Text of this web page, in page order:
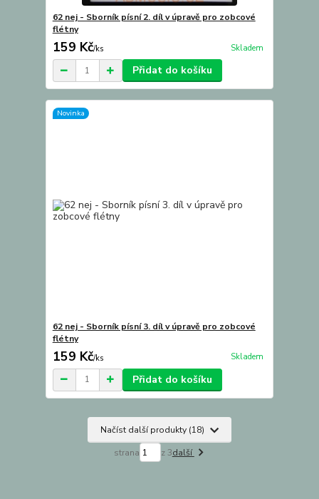
62 nej - Sborník písní 2. díl v úpravě pro zobcové
flétny
159 Kč/ks Skladem
Přidat do košíku
Novinka
62 nej - Sborník písní 3. díl v úpravě pro zobcové
flétny
159 Kč/ks Skladem
Přidat do košíku
Načíst další produkty (18)
strana z 3další